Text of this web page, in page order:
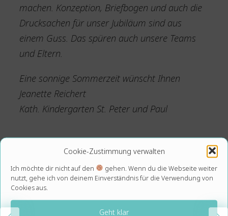
Cookie-Zustimmung verwalten
Ich möchte dir nicht auf den
gehen. Wenn du die Webseite weiter
nutzt, gehe ich von deinem Einverständnis für die Verwendung von
Cookies aus.
Geht klar
machen. Konzeption, Briefbogen und auch die
Drucksachen für unser Jubiläum sind aus
einem Guss. Das spüren auch unsere Teams
und Eltern.
Eine sonnige Sommerzeit wünscht Ihnen
Jeanette Reichert
Kath. Kindergarten St. Peter und Paul